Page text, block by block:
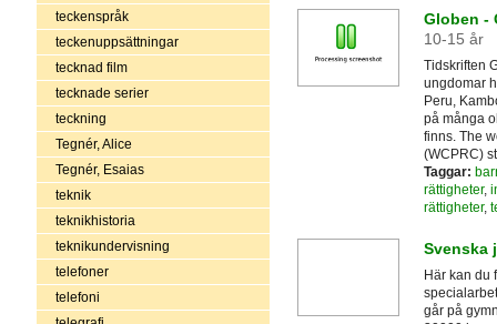
teckenspråk
teckenuppsättningar
tecknad film
tecknade serier
teckning
Tegnér, Alice
Tegnér, Esaias
teknik
teknikhistoria
teknikundervisning
telefoner
telefoni
Globen -
10-15 år
Tidskriften
ungdomar
Peru,
på många
finns. The
(WCPRC)
Taggar:
rättigheter,
rättigheter,
Svenska
Här kan du
går på